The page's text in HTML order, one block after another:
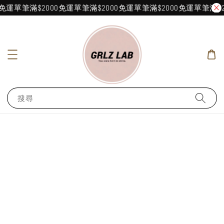
運單筆滿$2000免運單筆滿$2000免運單筆滿$2000免運單筆滿
搜尋